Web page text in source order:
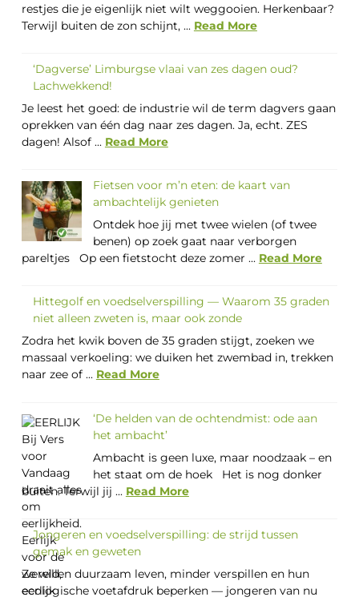
restjes die je eigenlijk niet wilt weggooien. Herkenbaar?
Terwijl buiten de zon schijnt, ... Read More
‘Dagverse’ Limburgse vlaai van zes dagen oud?
Lachwekkend!
Je leest het goed: de industrie wil de term dagvers gaan
oprekken van één dag naar zes dagen. Ja, echt. ZES
dagen! Alsof ... Read More
Fietsen voor m’n eten: de kaart van
ambachtelijk genieten
Ontdek hoe jij met twee wielen (of twee
benen) op zoek gaat naar verborgen
pareltjes Op een fietstocht deze zomer ... Read More
Hittegolf en voedselverspilling — Waarom 35 graden
niet alleen zweten is, maar ook zonde
Zodra het kwik boven de 35 graden stijgt, zoeken we
massaal verkoeling: we duiken het zwembad in, trekken
naar zee of ... Read More
‘De helden van de ochtendmist: ode aan
het ambacht’
Ambacht is geen luxe, maar noodzaak – en
het staat om de hoek Het is nog donker
buiten. Terwijl jij ... Read More
Jongeren en voedselverspilling: de strijd tussen
gemak en geweten
Ze willen duurzaam leven, minder verspillen en hun
ecologische voetafdruk beperken — jongeren van nu